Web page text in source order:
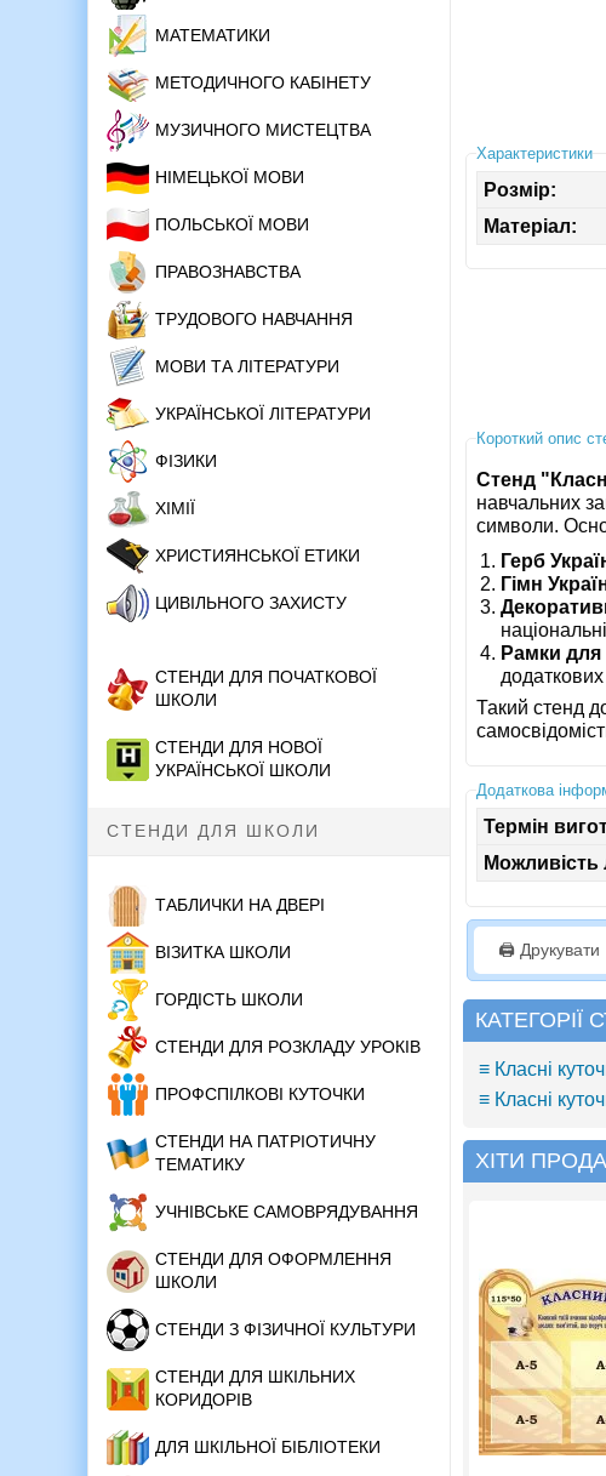
МАТЕМАТИКИ
МЕТОДИЧНОГО КАБІНЕТУ
МУЗИЧНОГО МИСТЕЦТВА
НІМЕЦЬКОЇ МОВИ
ПОЛЬСЬКОЇ МОВИ
ПРАВОЗНАВСТВА
ТРУДОВОГО НАВЧАННЯ
МОВИ ТА ЛІТЕРАТУРИ
УКРАЇНСЬКОЇ ЛІТЕРАТУРИ
ФІЗИКИ
ХІМІЇ
ХРИСТИЯНСЬКОЇ ЕТИКИ
ЦИВІЛЬНОГО ЗАХИСТУ
СТЕНДИ ДЛЯ ПОЧАТКОВОЇ
ШКОЛИ
СТЕНДИ ДЛЯ НОВОЇ
УКРАЇНСЬКОЇ ШКОЛИ
СТЕНДИ ДЛЯ ШКОЛИ
ТАБЛИЧКИ НА ДВЕРІ
ВІЗИТКА ШКОЛИ
ГОРДІСТЬ ШКОЛИ
СТЕНДИ ДЛЯ РОЗКЛАДУ УРОКІВ
ПРОФСПІЛКОВІ КУТОЧКИ
СТЕНДИ НА ПАТРІОТИЧНУ
ТЕМАТИКУ
УЧНІВСЬКЕ САМОВРЯДУВАННЯ
СТЕНДИ ДЛЯ ОФОРМЛЕННЯ
ШКОЛИ
СТЕНДИ З ФІЗИЧНОЇ КУЛЬТУРИ
СТЕНДИ ДЛЯ ШКІЛЬНИХ
КОРИДОРІВ
ДЛЯ ШКІЛЬНОЇ БІБЛІОТЕКИ
Характеристики
Розмір:
Матеріал:
Короткий опис
Стенд
навчальних
символи.
Герб
Гімн
Рамки для
додаткових
Такий стенд
Додаткова
Термін
Можливість
🖨️ Друкувати
КАТЕГОРІЇ
≡ Класні
≡ Класні
ХІТИ